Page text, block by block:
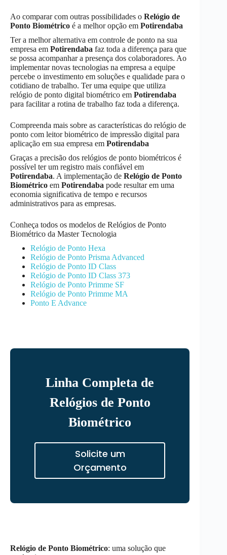
Ao comparar com outras possibilidades o Relógio de
Ponto Biométrico é a melhor opção em Potirendaba
Ter a melhor alternativa em controle de ponto na sua
empresa em Potirendaba faz toda a diferença para que
se possa acompanhar a presença dos colaboradores. Ao
implementar novas tecnologias na empresa a equipe
percebe o investimento em soluções e qualidade para o
cotidiano de trabalho. Ter uma equipe que utiliza
relógio de ponto digital biométrico em Potirendaba
para facilitar a rotina de trabalho faz toda a diferença.
Compreenda mais sobre as características do relógio de
ponto com leitor biométrico de impressão digital para
aplicação em sua empresa em Potirendaba
Graças a precisão dos relógios de ponto biométricos é
possível ter um registro mais confiável em
Potirendaba. A implementação de Relógio de Ponto
Biométrico em Potirendaba pode resultar em uma
economia significativa de tempo e recursos
administrativos para as empresas.
Conheça todos os modelos de Relógios de Ponto
Biométrico da Master Tecnologia
Relógio de Ponto Hexa
Relógio de Ponto Prisma Advanced
Relógio de Ponto ID Class
Relógio de Ponto ID Class 373
Relógio de Ponto Primme SF
Relógio de Ponto Primme MA
Ponto E Advance
Linha Completa de
Relógios de Ponto
Biométrico
Solicite um
Orçamento
Relógio de Ponto Biométrico: uma solução que